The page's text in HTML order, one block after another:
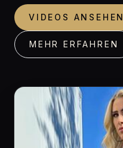
VIDEOS ANSEHEN
MEHR ERFAHREN